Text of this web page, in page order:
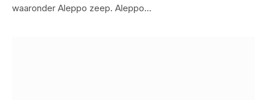
waaronder Aleppo zeep. Aleppo…